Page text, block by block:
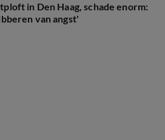
in Den Haag, schade enorm:
van angst'